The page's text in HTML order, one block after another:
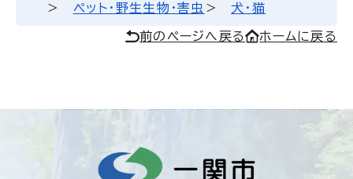
ペット・野生生物・害虫
犬・猫
前のページへ戻る ホームに戻る